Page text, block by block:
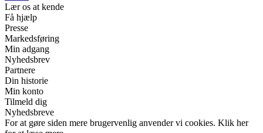
Lær os at kende
Få hjælp
Presse
Markedsføring
Min adgang
Nyhedsbrev
Partnere
Din historie
Min konto
Tilmeld dig
Nyhedsbreve
For at gøre siden mere brugervenlig anvender vi cookies. Klik her